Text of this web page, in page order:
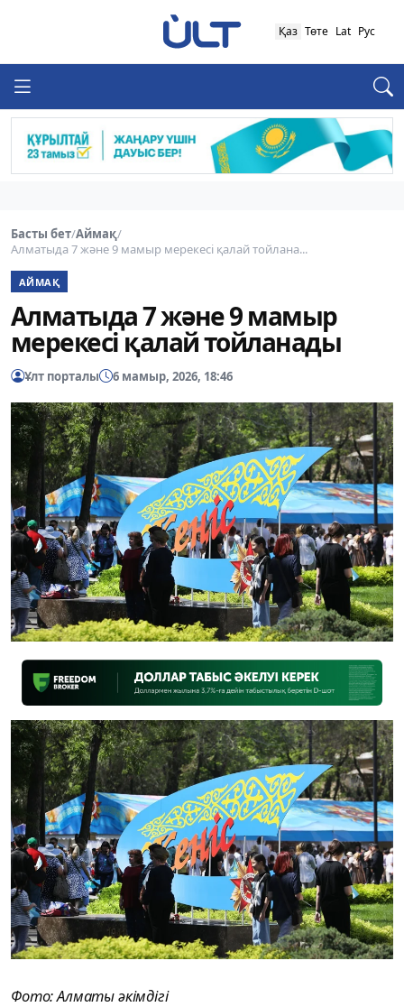
Қаз Төте Lat Рус
Басты бет/Аймақ/
Алматыда 7 және 9 мамыр мерекесі қалай тойлана...
АЙМАҚ
Алматыда 7 және 9 мамыр
мерекесі қалай тойланады
Ұлт порталы 6 мамыр, 2026, 18:46
Фото: Алматы әкімдігі